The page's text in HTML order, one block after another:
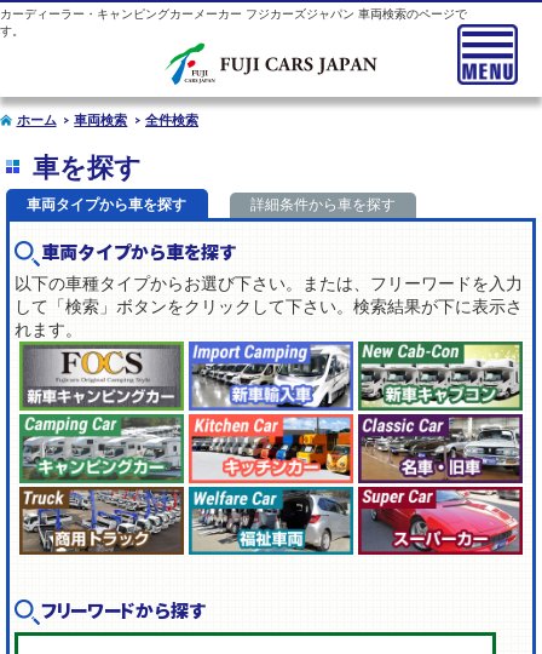
カーディーラー・キャンピングカーメーカー フジカーズジャパン 車両検索のページで
す。
ホーム 車両検索 全件検索
車を探す
車両タイプから車を探す 詳細条件から車を探す
車両タイプから車を探す
以下の車種タイプからお選び下さい。または、フリーワードを入力
して「検索」ボタンをクリックして下さい。検索結果が下に表示さ
れます。
フリーワードから探す